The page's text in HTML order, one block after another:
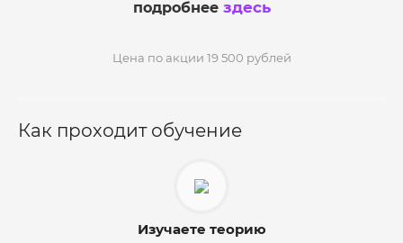
подробнее здесь
Цена по акции 19 500 рублей
Как проходит обучение
Изучаете теорию